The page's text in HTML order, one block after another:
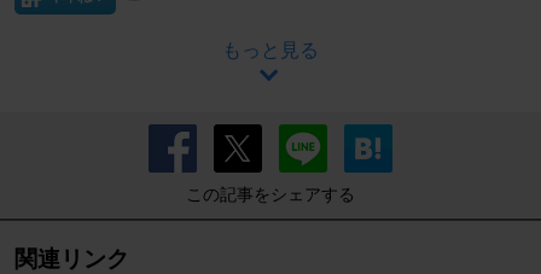
もっと見る
この記事をシェアする
関連リンク